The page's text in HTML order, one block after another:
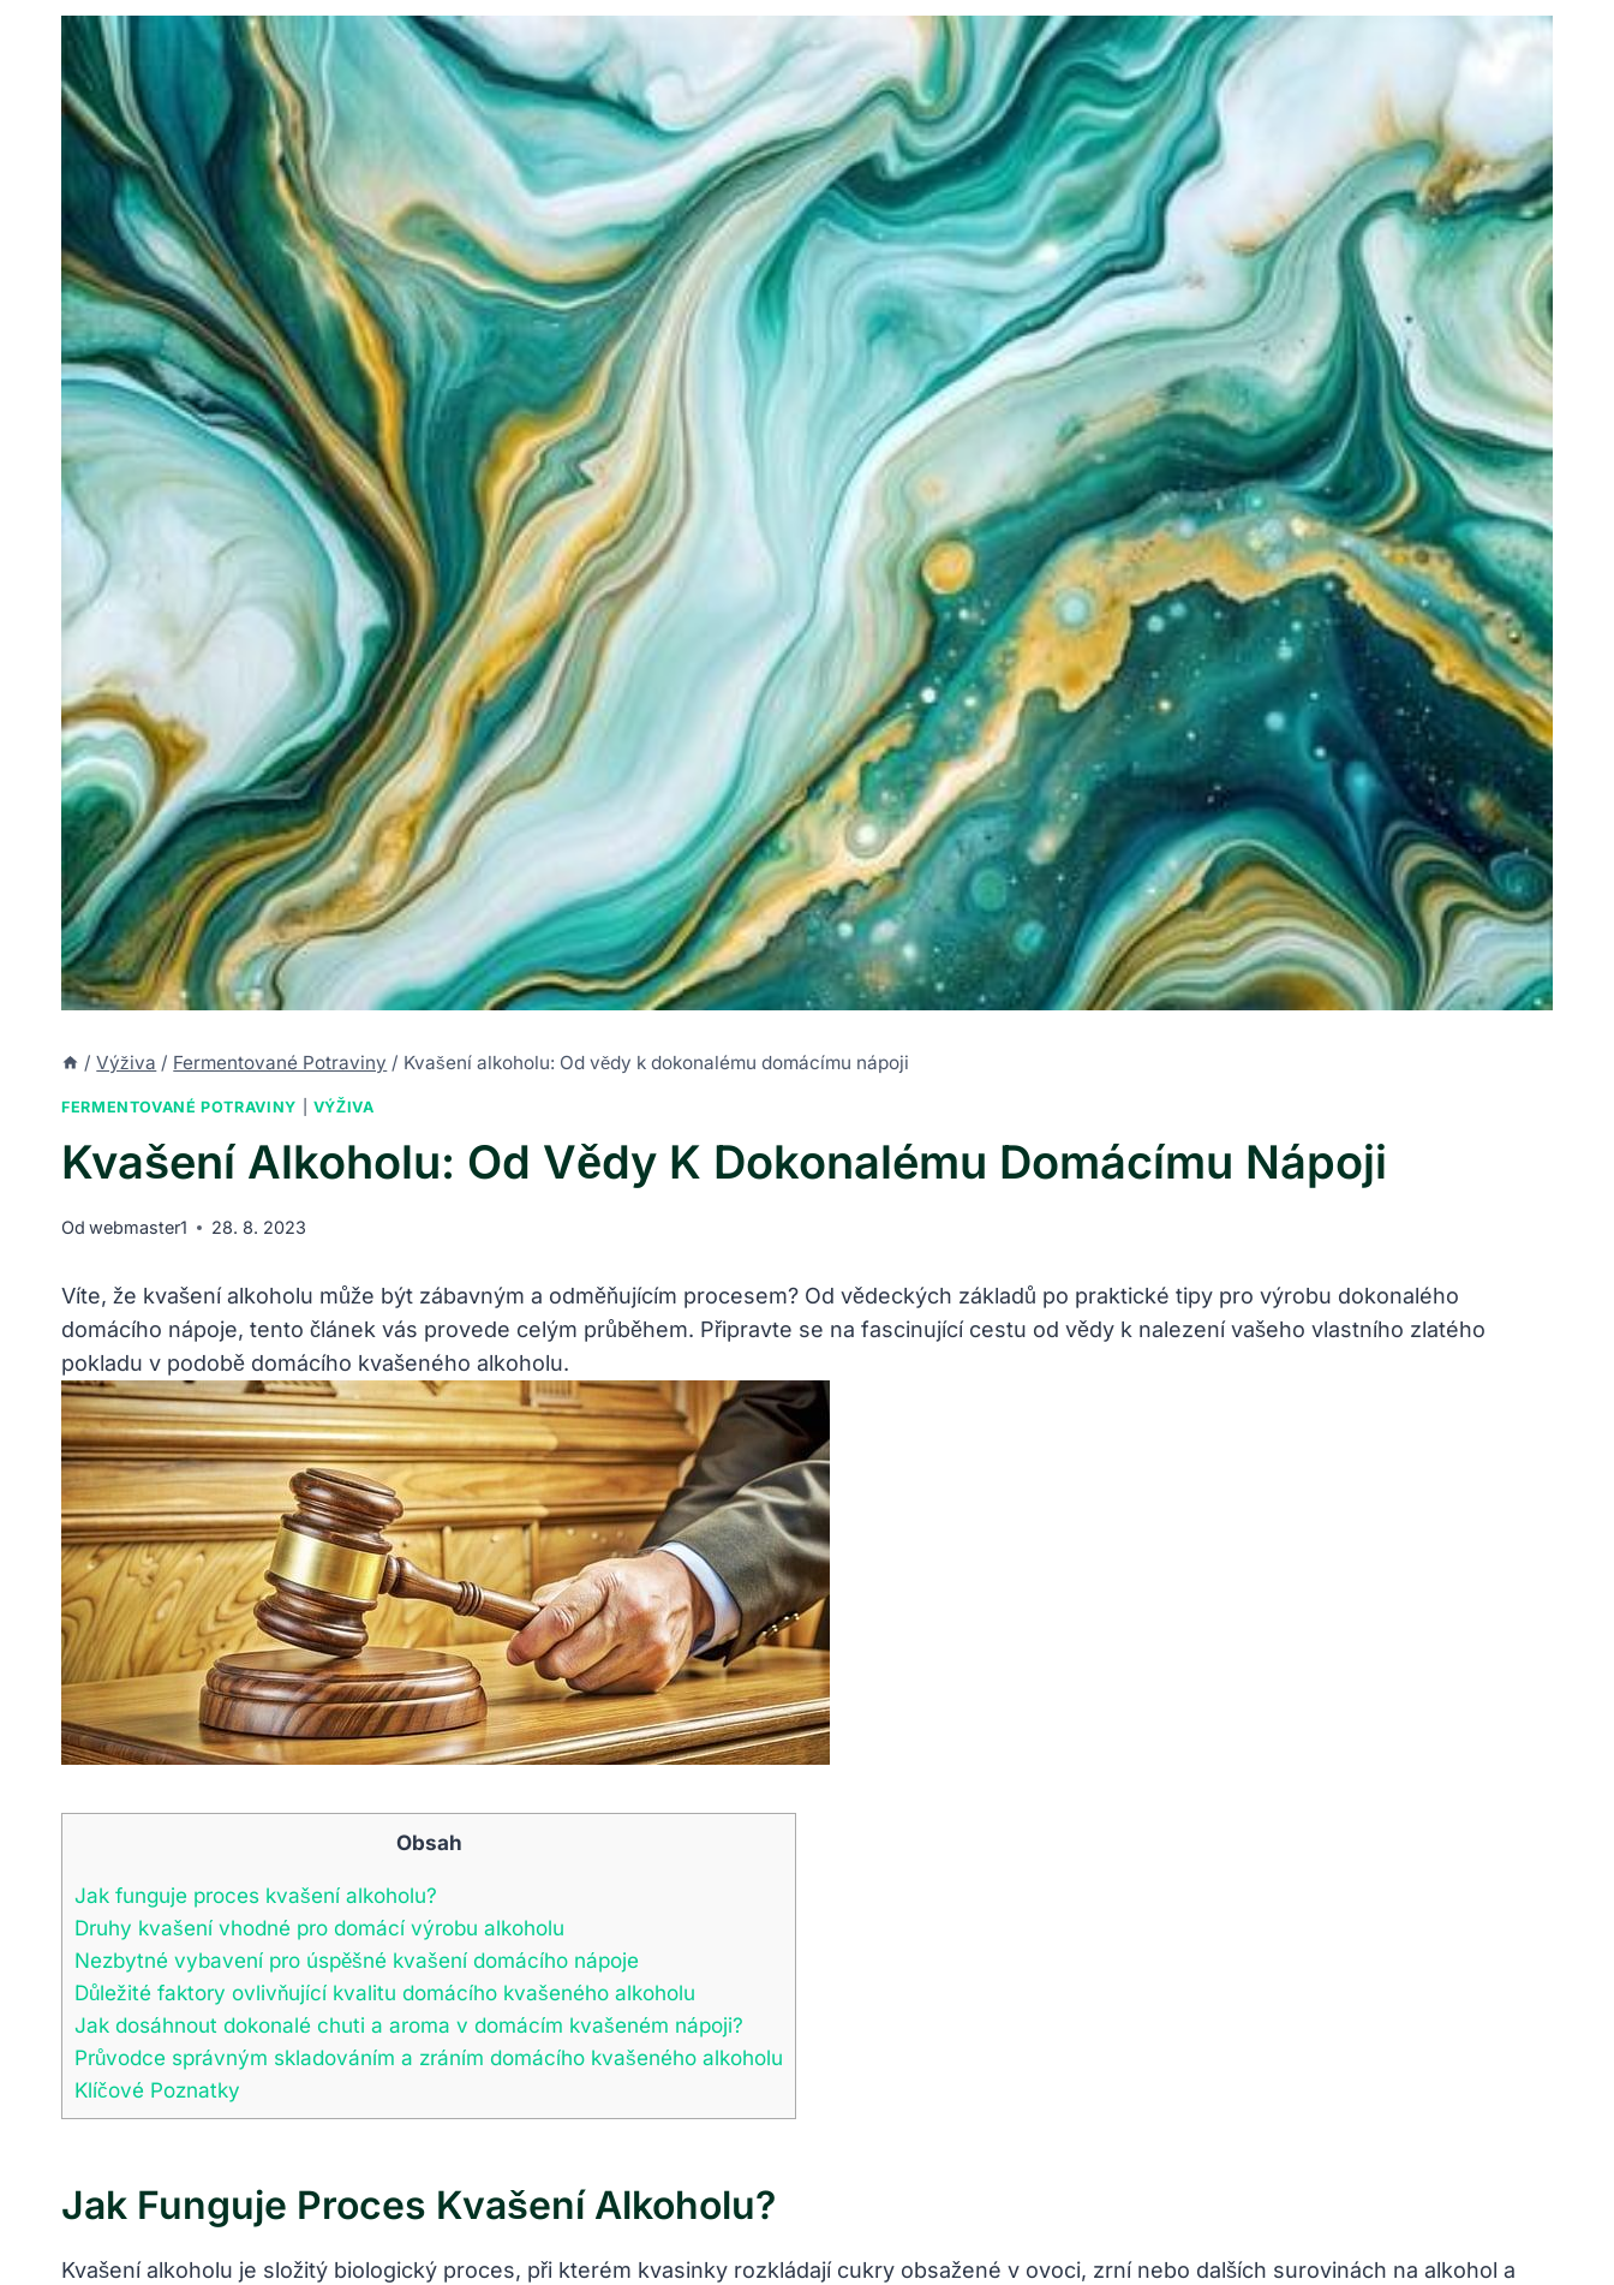
/ Výživa / Fermentované Potraviny / Kvašení alkoholu: Od vědy k dokonalému domácímu nápoji
FERMENTOVANÉ POTRAVINY VÝŽIVA
Kvašení Alkoholu: Od Vědy K Dokonalému Domácímu Nápoji
Od webmaster1 28. 8. 2023
Víte, že kvašení alkoholu může být zábavným a odměňujícím procesem? Od vědeckých základů po praktické tipy pro výrobu dokonalého
domácího nápoje, tento článek vás provede celým průběhem. Připravte se na fascinující cestu od vědy k nalezení vašeho vlastního zlatého
pokladu v podobě domácího kvašeného alkoholu.
Obsah
Jak funguje proces kvašení alkoholu?
Druhy kvašení vhodné pro domácí výrobu alkoholu
Nezbytné vybavení pro úspěšné kvašení domácího nápoje
Důležité faktory ovlivňující kvalitu domácího kvašeného alkoholu
Jak dosáhnout dokonalé chuti a aroma v domácím kvašeném nápoji?
Průvodce správným skladováním a zráním domácího kvašeného alkoholu
Klíčové Poznatky
Jak Funguje Proces Kvašení Alkoholu?
Kvašení alkoholu je složitý biologický proces, při kterém kvasinky rozkládají cukry obsažené v ovoci, zrní nebo dalších surovinách na alkohol a